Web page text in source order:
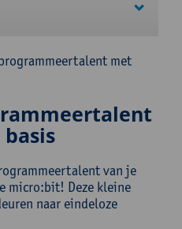
met
van je
micro:bit! Deze kleine
naar eindeloze